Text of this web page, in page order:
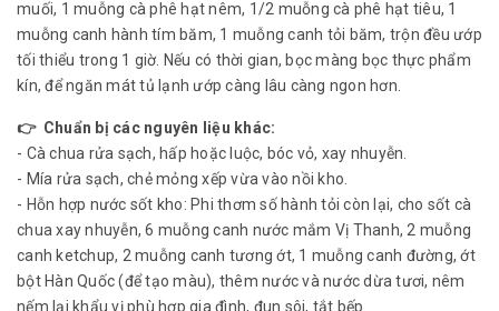
muối, 1 muỗng cà phê hạt nêm, 1/2 muỗng cà phê hạt tiêu, 1
muỗng canh hành tím băm, 1 muỗng canh tỏi băm, trộn đều ướp
tối thiểu trong 1 giờ. Nếu có thời gian, bọc màng bọc thực phẩm
kín, để ngăn mát tủ lạnh ướp càng lâu càng ngon hơn.
👉 Chuẩn bị các nguyên liệu khác:
- Cà chua rửa sạch, hấp hoặc luộc, bóc vỏ, xay nhuyễn.
- Mía rửa sạch, chẻ mỏng xếp vừa vào nồi kho.
- Hỗn hợp nước sốt kho: Phi thơm số hành tỏi còn lại, cho sốt cà
chua xay nhuyễn, 6 muỗng canh nước mắm Vị Thanh, 2 muỗng
canh ketchup, 2 muỗng canh tương ớt, 1 muỗng canh đường, ớt
bột Hàn Quốc (để tạo màu), thêm nước và nước dừa tươi, nêm
nếm lại khẩu vị phù hợp gia đình, đun sôi, tắt bếp.